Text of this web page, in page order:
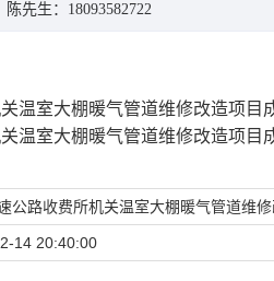
陈先生：18093582722
温室大棚暖气管道维修改造项目
温室大棚暖气管道维修改造项目
公路收费所机关温室大棚暖气管道维
14 20:40:00